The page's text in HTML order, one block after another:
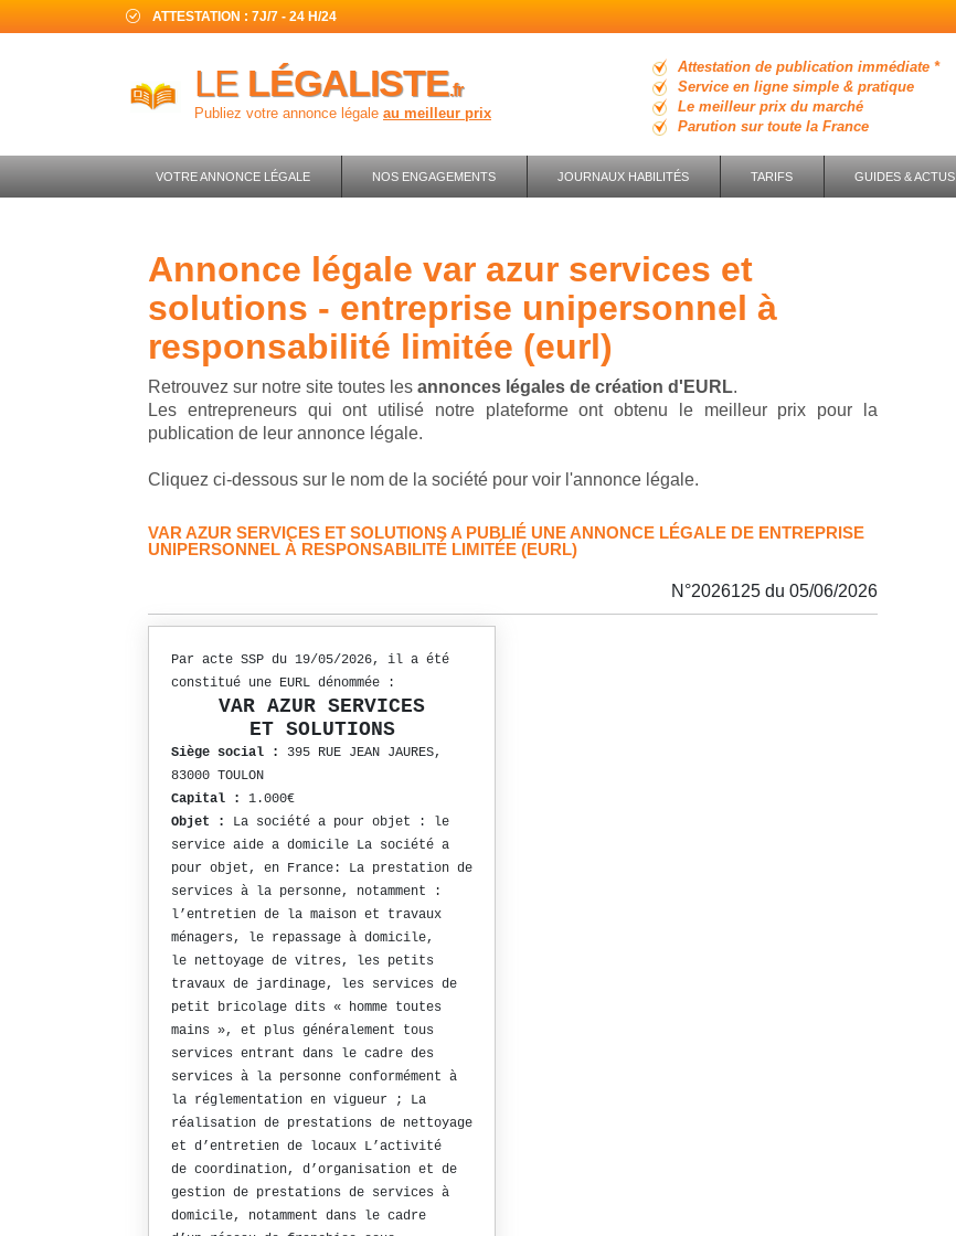
ATTESTATION : 7J/7 - 24 H/24
LE LÉGALISTE.fr
Publiez votre annonce légale au meilleur prix
Attestation de publication immédiate *
Service en ligne simple & pratique
Le meilleur prix du marché
Parution sur toute la France
VOTRE ANNONCE LÉGALE NOS ENGAGEMENTS JOURNAUX HABILITÉS TARIFS GUIDES & ACTUS
annonce légale var azur services et
solutions - entreprise unipersonnel à
responsabilité limitée (eurl)
Retrouvez sur notre site toutes les annonces légales de création d'EURL.
Les entrepreneurs qui ont utilisé notre plateforme ont obtenu le meilleur prix pour la
publication de leur annonce légale.
Cliquez ci-dessous sur le nom de la société pour voir l'annonce légale.
VAR AZUR SERVICES ET SOLUTIONS A PUBLIÉ UNE ANNONCE LÉGALE DE ENTREPRISE
UNIPERSONNEL À RESPONSABILITÉ LIMITÉE (EURL)
N°2026125 du 05/06/2026
Par acte SSP du 19/05/2026, il a été
constitué une EURL dénommée :
VAR AZUR SERVICES
ET SOLUTIONS
Siège social :
395 RUE JEAN JAURES,
83000 TOULON
Capital : 1.000€
Objet :
La société a pour objet : le
service aide a domicile La société a
pour objet, en France: La prestation de
services à la personne, notamment :
l’entretien de la maison et travaux
ménagers, le repassage à domicile,
le nettoyage de vitres, les petits
travaux de jardinage, les services de
petit bricolage dits « homme toutes
mains », et plus généralement tous
services entrant dans le cadre des
services à la personne conformément à
la réglementation en vigueur ; La
réalisation de prestations de nettoyage
et d’entretien de locaux L’activité
de coordination, d’organisation et de
gestion de prestations de services à
domicile, notamment dans le cadre